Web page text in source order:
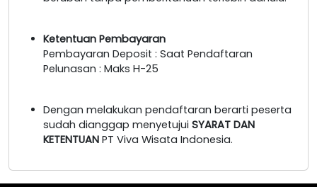
Ketentuan Pembayaran
Pembayaran Deposit : Saat Pendaftaran
Pelunasan : Maks H-25
Dengan melakukan pendaftaran berarti peserta
sudah dianggap menyetujui SYARAT DAN
KETENTUAN PT Viva Wisata Indonesia.